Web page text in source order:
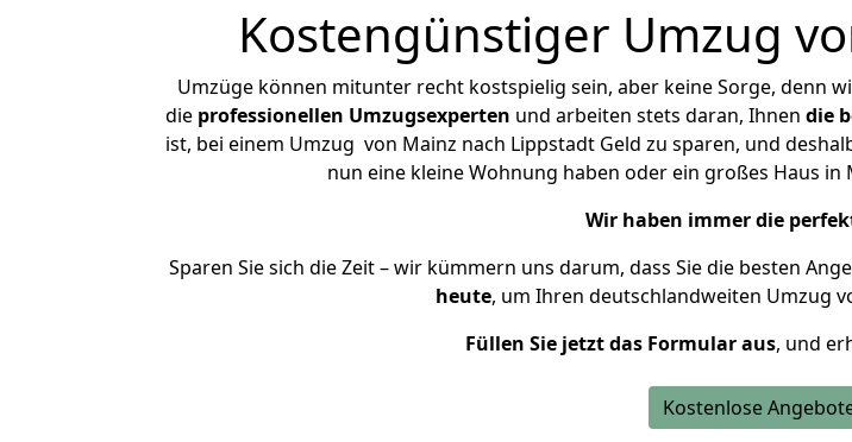
Kostengünstiger Umzug
Umzüge können mitunter recht kostspielig sein, aber keine Sorge, denn
die professionellen Umzugsexperten und arbeiten stets daran, Ihnen die
ist, bei einem Umzug von Mainz nach Lippstadt Geld zu sparen, und
nun eine kleine Wohnung haben oder ein großes Haus
Wir haben immer die
Sparen Sie sich die Zeit – wir kümmern uns darum, dass Sie die besten
heute, um Ihren deutschlandweiten Umzug
Füllen Sie jetzt das Formular aus, und
Kostenlose